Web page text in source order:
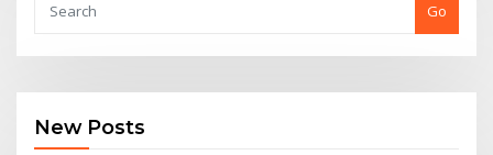
Go
New Posts